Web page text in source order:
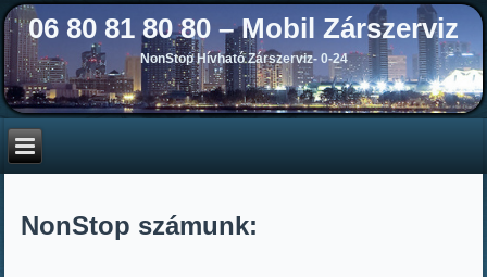
06 80 81 80 80 – Mobil Zárszerviz
NonStop Hívható Zárszerviz- 0-24
NonStop számunk: